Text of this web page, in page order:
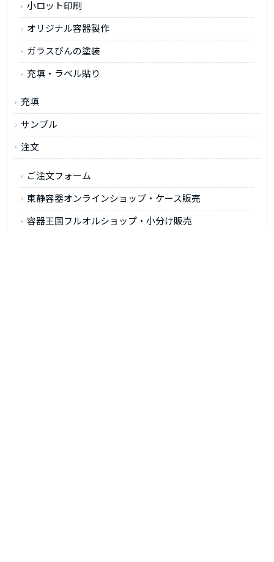
小ロット印刷
オリジナル容器製作
ガラスびんの塗装
充填・ラベル貼り
充填
サンプル
注文
ご注文フォーム
東静容器オンラインショップ・ケース販売
容器王国フルオルショップ・小分け販売